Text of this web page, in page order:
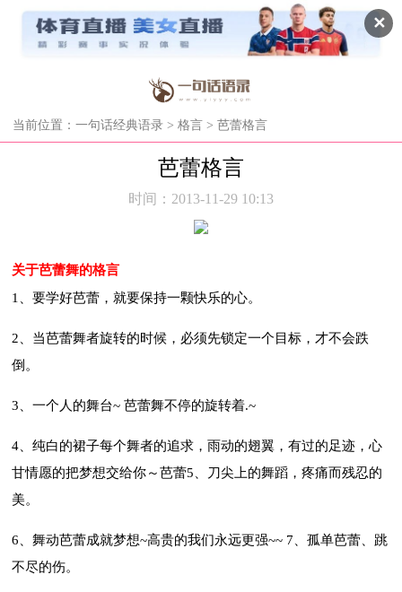
✕
当前位置： 一句话经典语录 > 格言 > 芭蕾格言
芭蕾格言
时间：2013-11-29 10:13
关于芭蕾舞的格言
1、要学好芭蕾，就要保持一颗快乐的心。
2、当芭蕾舞者旋转的时候，必须先锁定一个目标，才不会跌
倒。
3、一个人的舞台~ 芭蕾舞不停的旋转着.~
4、纯白的裙子每个舞者的追求，雨动的翅翼，有过的足迹，心
甘情愿的把梦想交给你～芭蕾5、刀尖上的舞蹈，疼痛而残忍的
美。
6、舞动芭蕾成就梦想~高贵的我们永远更强~~ 7、孤单芭蕾、跳
不尽的伤。